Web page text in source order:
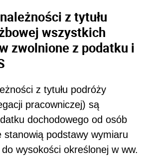
z tytułu
wszystkich
zwolnione z podatku i
z tytułu podróży
pracowniczej) są
dochodowego od osób
stanowią podstawy wymiaru
wysokości określonej w ww.